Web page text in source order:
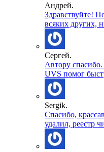
Андрей.
Здравствуйте!
всяких других,
Сергей.
Автору
UVS помог
Sergik.
Спасибо,
удалил, реестр